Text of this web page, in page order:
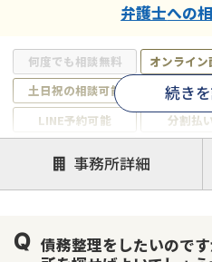
何度でも相談無料 オンライ
土日祝の相談可能
19時以降
LINE予約可能
分割払
個人再生
時効
続き
弁護士への
事務所詳細
債務整理をしたいので